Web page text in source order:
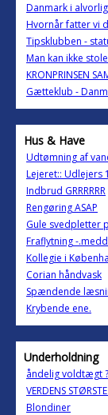
Danmark i
Hvornår fatter vi
Tipsklubben -
Man kan ikke
KRONPRINSEN
Gætteklub -
Hus & Have
Udtømning af
Lejeret:: Udlejers
Indbrud GRRRRRR
Rengøring ASAP
Gule svedpletter
Fraflytning -
Kollegie i
Corian håndvask
Spændende
Krybende ene.
Underholdning
åndelig voldtægt ?
VERDENS
Blondiner